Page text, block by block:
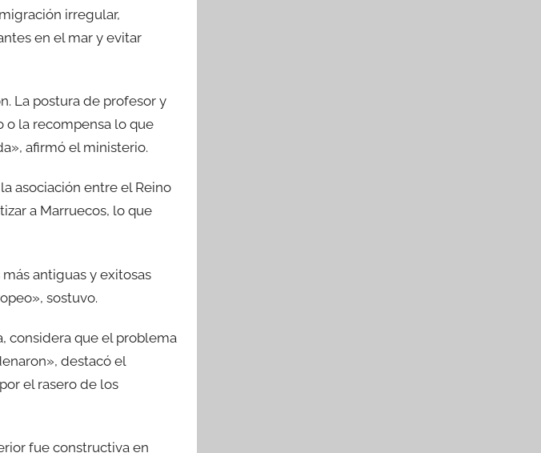
irregular,
en el mar y evitar
La postura de profesor y
o la recompensa lo que
afirmó el ministerio.
asociación entre el Reino
a Marruecos, lo que
antiguas y exitosas
sostuvo.
considera que el problema
destacó el
el rasero de los
fue constructiva en